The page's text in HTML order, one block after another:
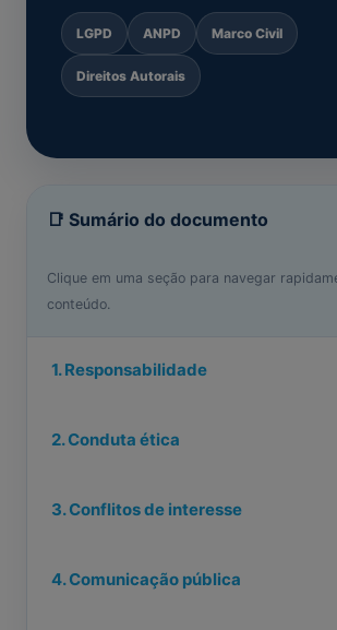
LGPD ANPD Marco Civil
Direitos Autorais
📑 Sumário do documento
Clique em uma seção para navegar
conteúdo.
1. Responsabilidade
2. Conduta ética
3. Conflitos de interesse
4. Comunicação pública